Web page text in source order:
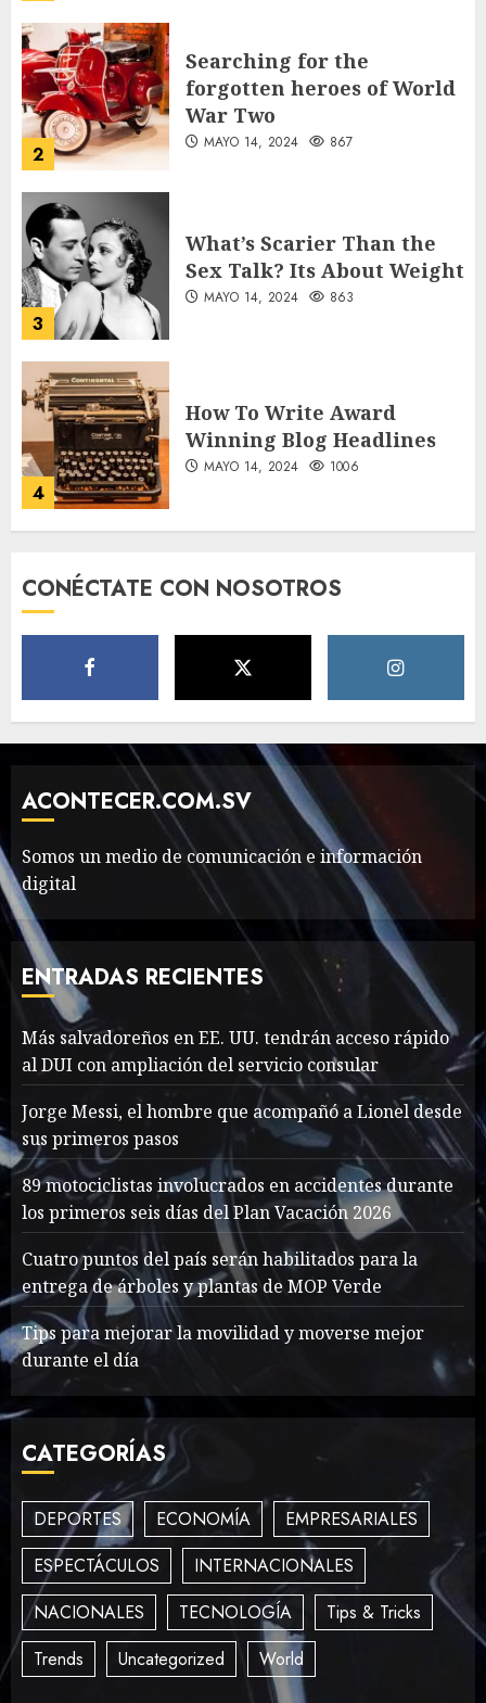
2
3
What’s Scarier Than the
Sex Talk? Its About Weight
4
How To Write Award
Winning Blog Headlines
5
How Many of These Italian
Foods Have You Tried?
6
Classic Cars in a Retro
Movie?
7
The full story of
Thailand’s extraordinary
cave rescue
MAYO 14, 2024 1017
1
Más salvadoreños en EE.
UU. tendrán acceso rápido
al DUI con ampliación del
servicio consular
AGOSTO 9, 2026 35
2
Searching for the
forgotten heroes of World
War Two
MAYO 14, 2024 867
What’s Scarier Than the
Sex Talk? Its About Weight
4
How To Write Award
Winning Blog Headlines
MAYO 14, 2024 1006
How Many of These Italian
Foods Have You Tried?
MAYO 14, 2024
CONÉCTATE CON NOSOTROS
ACONTECER.COM.SV
Somos un medio de comunicación e información
digital
ENTRADAS RECIENTES
Más salvadoreños en EE. UU. tendrán acceso rápido
al DUI con ampliación del servicio consular
Jorge Messi, el hombre que acompañó a Lionel desde
sus primeros pasos
89 motociclistas involucrados en accidentes durante
los primeros seis días del Plan Vacación 2026
Cuatro puntos del país serán habilitados para la
entrega de árboles y plantas de MOP Verde
Tips para mejorar la movilidad y moverse mejor
durante el día
CATEGORÍAS
DEPORTES ECONOMÍA
EMPRESARIALES
ESPECTÁCULOS
INTERNACIONALES
NACIONALES
TECNOLOGÍA
Tips & Tricks
Trends
Uncategorized World